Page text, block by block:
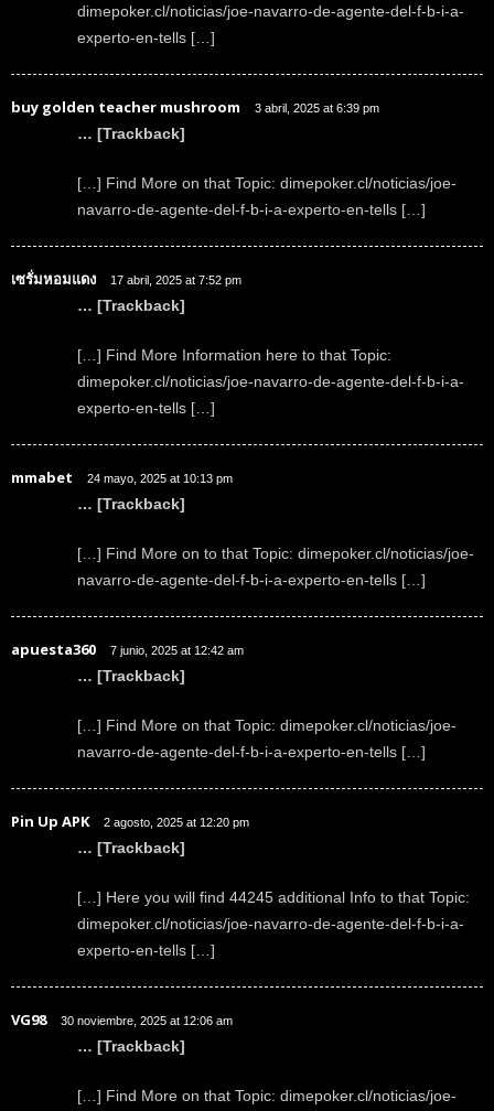
dimepoker.cl/noticias/joe-navarro-de-agente-del-f-b-i-a-
experto-en-tells […]
buy golden teacher mushroom 3 abril, 2025 at 6:39 pm
… [Trackback]
[…] Find More on that Topic: dimepoker.cl/noticias/joe-
navarro-de-agente-del-f-b-i-a-experto-en-tells […]
เซรั่มหอมแดง 17 abril, 2025 at 7:52 pm
… [Trackback]
[…] Find More Information here to that Topic:
dimepoker.cl/noticias/joe-navarro-de-agente-del-f-b-i-a-
experto-en-tells […]
mmabet 24 mayo, 2025 at 10:13 pm
… [Trackback]
[…] Find More on to that Topic: dimepoker.cl/noticias/joe-
navarro-de-agente-del-f-b-i-a-experto-en-tells […]
apuesta360 7 junio, 2025 at 12:42 am
… [Trackback]
[…] Find More on that Topic: dimepoker.cl/noticias/joe-
navarro-de-agente-del-f-b-i-a-experto-en-tells […]
Pin Up APK 2 agosto, 2025 at 12:20 pm
… [Trackback]
[…] Here you will find 44245 additional Info to that Topic:
dimepoker.cl/noticias/joe-navarro-de-agente-del-f-b-i-a-
experto-en-tells […]
VG98 30 noviembre, 2025 at 12:06 am
… [Trackback]
[…] Find More on that Topic: dimepoker.cl/noticias/joe-